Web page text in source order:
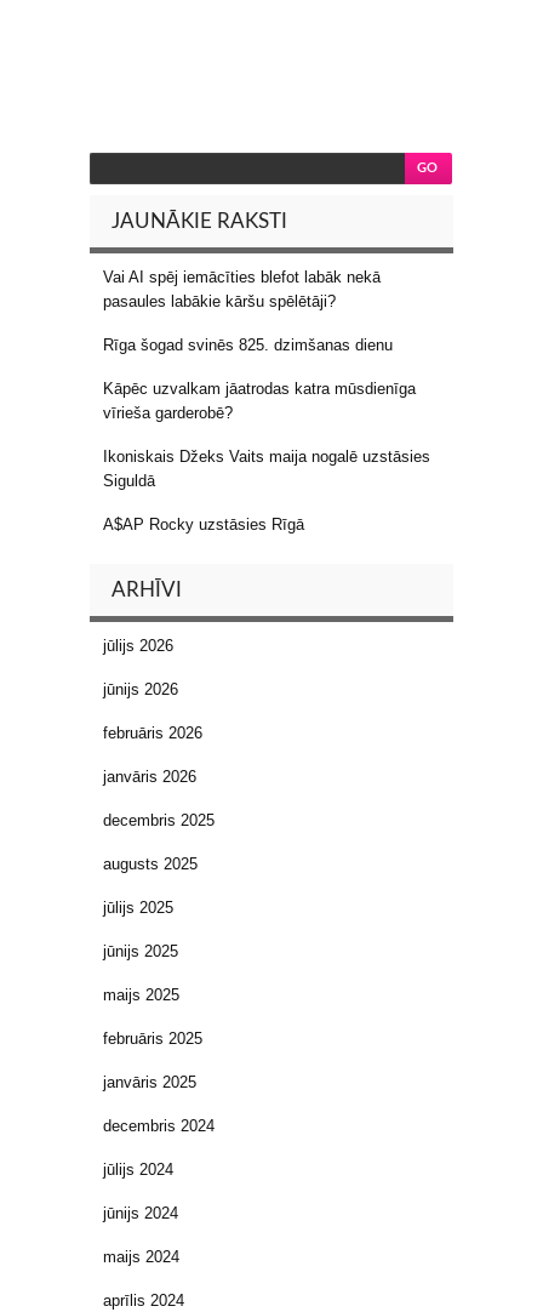
JAUNĀKIE RAKSTI
Vai AI spēj iemācīties blefot labāk nekā
pasaules labākie kāršu spēlētāji?
Rīga šogad svinēs 825. dzimšanas dienu
Kāpēc uzvalkam jāatrodas katra mūsdienīga
vīrieša garderobē?
Ikoniskais Džeks Vaits maija nogalē uzstāsies
Siguldā
A$AP Rocky uzstāsies Rīgā
ARHĪVI
jūlijs 2026
jūnijs 2026
februāris 2026
janvāris 2026
decembris 2025
augusts 2025
jūlijs 2025
jūnijs 2025
maijs 2025
februāris 2025
janvāris 2025
decembris 2024
jūlijs 2024
jūnijs 2024
maijs 2024
aprīlis 2024